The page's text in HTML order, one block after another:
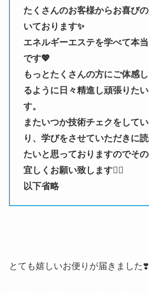
たくさんのお客様からお喜び
いております✨
エネルギーエステを学べて本
です💖
もっとたくさんの方にご体感
るように日々精進し頑張りた
す。
またいつか技術チェクをして
り、学びをさせていただきに
たいと思っておりますのでそ
宜しくお願い致します🙇‍♀️
以下省略
とても嬉しいお便りが届きました❣️